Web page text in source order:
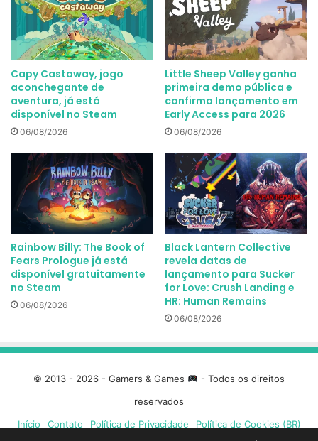
Capy Castaway, jogo
aconchegante de
aventura, já está
disponível no Steam
06/08/2026
Little Sheep Valley ganha
primeira demo pública e
confirma lançamento em
Early Access para 2026
06/08/2026
Rainbow Billy: The Book of
Fears Prologue já está
disponível gratuitamente
no Steam
06/08/2026
Black Lantern Collective
revela datas de
lançamento para Sucker
for Love: Crush Landing e
HR: Human Remains
06/08/2026
© 2013 - 2026 - Gamers & Games
- Todos os direitos
reservados
Início
Contato Política de Privacidade Política de Cookies (BR)